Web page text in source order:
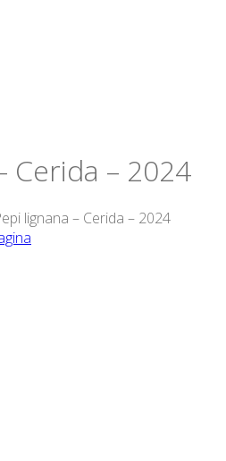
Cerida – 2024
lignana – Cerida – 2024